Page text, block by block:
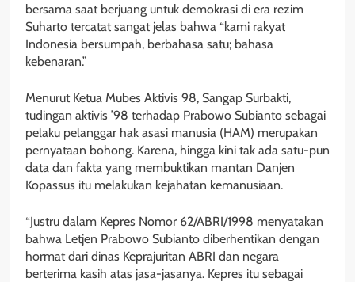
bersama saat berjuang untuk demokrasi di era rezim
Suharto tercatat sangat jelas bahwa “kami rakyat
Indonesia bersumpah, berbahasa satu; bahasa
kebenaran.”
Menurut Ketua Mubes Aktivis 98, Sangap Surbakti,
tudingan aktivis ’98 terhadap Prabowo Subianto sebagai
pelaku pelanggar hak asasi manusia (HAM) merupakan
pernyataan bohong. Karena, hingga kini tak ada satu-pun
data dan fakta yang membuktikan mantan Danjen
Kopassus itu melakukan kejahatan kemanusiaan.
“Justru dalam Kepres Nomor 62/ABRI/1998 menyatakan
bahwa Letjen Prabowo Subianto diberhentikan dengan
hormat dari dinas Keprajuritan ABRI dan negara
berterima kasih atas jasa-jasanya. Kepres itu sebagai